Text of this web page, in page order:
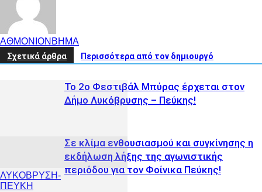
ΑΘΜΟΝΙΟΝΒΗΜΑ
Σχετικά άρθρα Περισσότερα από τον δημιουργό
ΛΥΚΟΒΡΥΣΗ-
ΠΕΥΚΗ
Το 2ο Φεστιβάλ Μπύρας έρχεται στον
Δήμο Λυκόβρυσης – Πεύκης!
Σε κλίμα ενθουσιασμού και συγκίνησης η
εκδήλωση λήξης της αγωνιστικής
περιόδου για τον Φοίνικα Πεύκης!